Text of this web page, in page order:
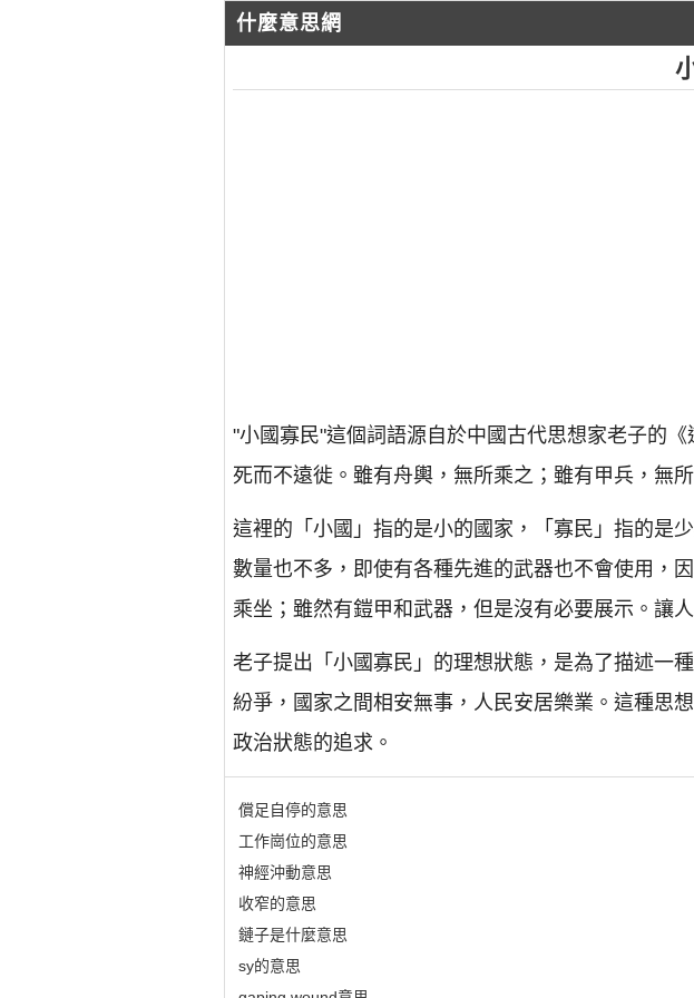
什麼意思網
"小國寡民"這個詞語源自於中國古代思想家老子的
死而不遠徙。雖有舟輿，無所乘之；雖有甲兵，無
這裡的「小國」指的是小的國家，「寡民」指的是
數量也不多，即使有各種先進的武器也不會使用，
乘坐；雖然有鎧甲和武器，但是沒有必要展示。讓
老子提出「小國寡民」的理想狀態，是為了描述一
紛爭，國家之間相安無事，人民安居樂業。這種思
政治狀態的追求。
償足自停的意思
工作崗位的意思
神經沖動意思
收窄的意思
鏈子是什麼意思
sy的意思